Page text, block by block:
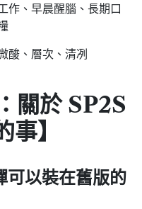
作、早晨醒腦、長期口
酸、層次、清冽
關於 SP2S
】
以裝在舊版的